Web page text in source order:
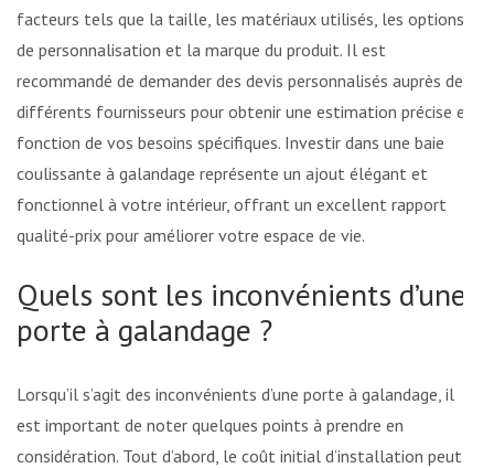
facteurs tels que la taille, les matériaux utilisés, les options
de personnalisation et la marque du produit. Il est
recommandé de demander des devis personnalisés auprès de
différents fournisseurs pour obtenir une estimation précise en
fonction de vos besoins spécifiques. Investir dans une baie
coulissante à galandage représente un ajout élégant et
fonctionnel à votre intérieur, offrant un excellent rapport
qualité-prix pour améliorer votre espace de vie.
Quels sont les inconvénients d’une
porte à galandage ?
Lorsqu’il s’agit des inconvénients d’une porte à galandage, il
est important de noter quelques points à prendre en
considération. Tout d’abord, le coût initial d’installation peut